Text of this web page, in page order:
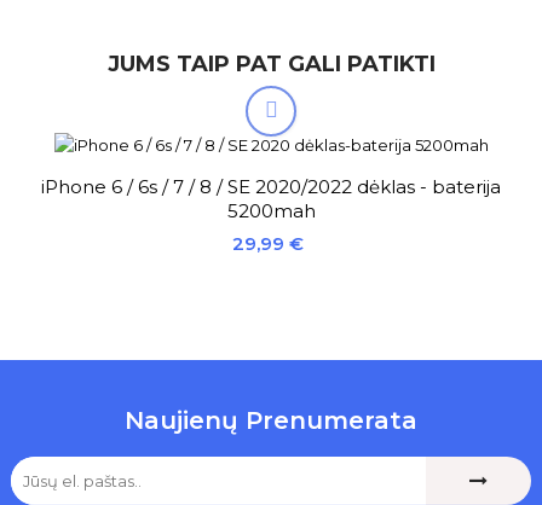
JUMS TAIP PAT GALI PATIKTI

iPhone 6 / 6s / 7 / 8 / SE 2020/2022 dėklas - baterija
5200mah
Kaina
29,99 €
Naujienų Prenumerata